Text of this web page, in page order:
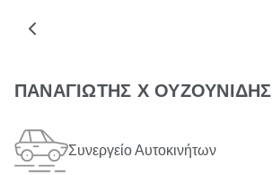
ΠΑΝΑΓΙΩΤΗΣ Χ ΟΥΖΟΥΝΙΔΗΣ
Συνεργείο Αυτοκινήτων